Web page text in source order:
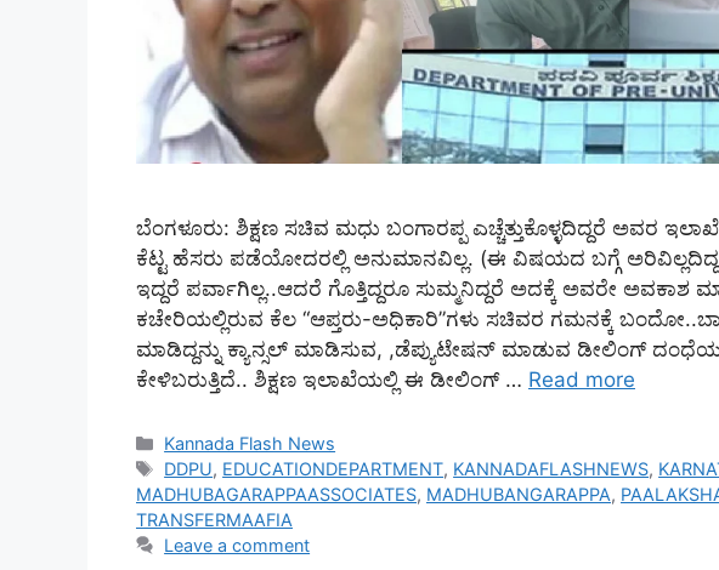
ಬೆಂಗಳೂರು: ಶಿಕ್ಷಣ ಸಚಿವ ಮಧು ಬಂಗಾರಪ್ಪ ಎಚ್ಚೆತ್ತುಕೊಳ್ಳದಿದ್ದರೆ ಅವರ
ಕೆಟ್ಟ ಹೆಸರು ಪಡೆಯೋದರಲ್ಲಿ ಅನುಮಾನವಿಲ್ಲ. (ಈ ವಿಷಯದ ಬಗ್ಗೆ
ಇದ್ದರೆ ಪರ್ವಾಗಿಲ್ಲ..ಆದರೆ ಗೊತ್ತಿದ್ದರೂ ಸುಮ್ಮನಿದ್ದರೆ ಅದಕ್ಕೆ ಅವರೇ ಅವಕಾಶ
ಕಚೇರಿಯಲ್ಲಿರುವ ಕೆಲ “ಆಪ್ತರು-ಅಧಿಕಾರಿ”ಗಳು ಸಚಿವರ ಗಮನಕ್ಕೆ
ಮಾಡಿದ್ದನ್ನು ಕ್ಯಾನ್ಸಲ್‌ ಮಾಡಿಸುವ, ,ಡೆಪ್ಯುಟೇಷನ್ ಮಾಡುವ ಡೀಲಿಂಗ್‌
ಕೇಳಿಬರುತ್ತಿದೆ.. ಶಿಕ್ಷಣ ಇಲಾಖೆಯಲ್ಲಿ ಈ ಡೀಲಿಂಗ್‌ … Read more
Categories
Kannada Flash News
Tags
DDPU, EDUCATIONDEPARTMENT, KANNADAFLASHNEWS,
MADHUBAGARAPPAASSOCIATES, MADHUBANGARAPPA,
TRANSFERMAAFIA
Leave a comment